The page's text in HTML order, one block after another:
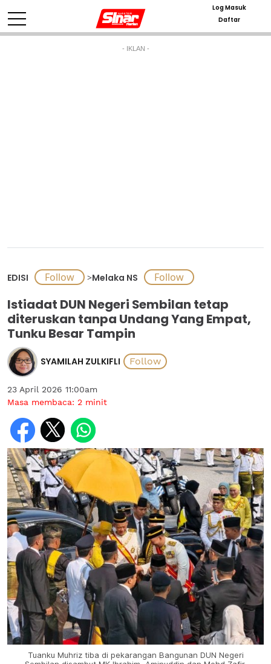
Log Masuk
Daftar
- IKLAN -
EDISI >Melaka NS
Istiadat DUN Negeri Sembilan tetap
diteruskan tanpa Undang Yang Empat,
Tunku Besar Tampin
SYAMILAH ZULKIFLI
23 April 2026 11:00am
Masa membaca: 2 minit
Tuanku Muhriz tiba di pekarangan Bangunan DUN Negeri